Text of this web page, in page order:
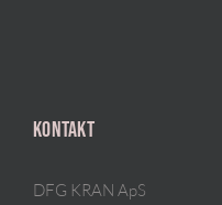
KONTAKT
DFG KRAN ApS